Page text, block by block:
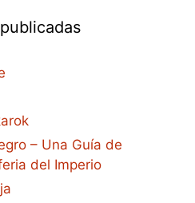
– Una Guía de
del Imperio